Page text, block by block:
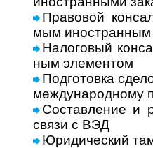
Правовой
мым
Налоговый
ным эле­мен­том
Подготовка
меж­ду­на­род­ному
Составление и
связи с ВЭД
Юридический